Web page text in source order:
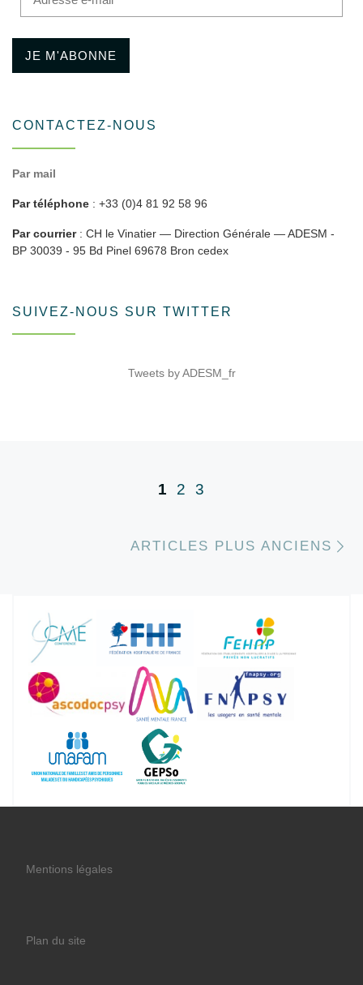
JE M'ABONNE
CONTACTEZ-NOUS
Par mail
Par téléphone : +33 (0)4 81 92 58 96
Par courrier: CH le Vinatier — Direction Générale — ADESM -
BP 30039 - 95 Bd Pinel 69678 Bron cedex
SUIVEZ-NOUS SUR TWITTER
Tweets by ADESM_fr
1 2 3
ARTICLES PLUS ANCIENS
Mentions légales
Plan du site